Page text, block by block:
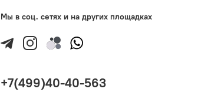
Мы в соц. сетях и на других площадках
+7(499)40-40-563